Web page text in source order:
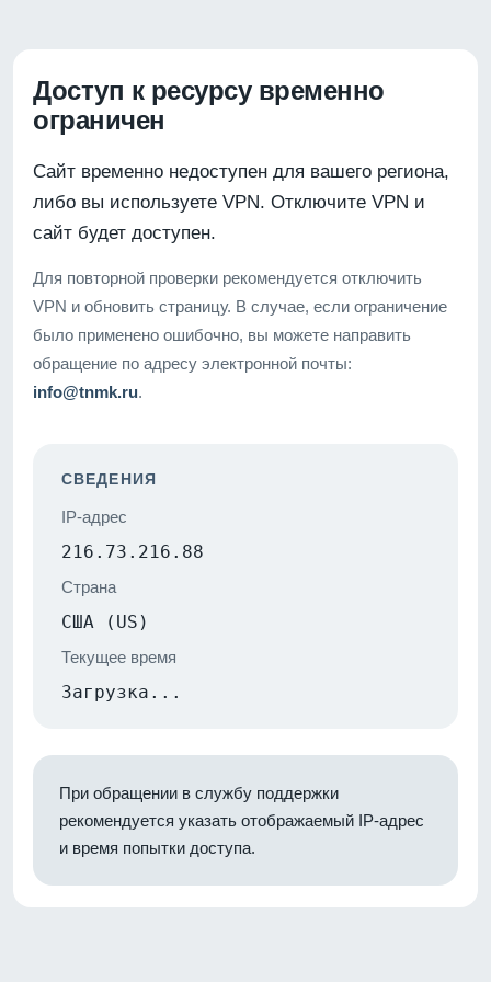
Доступ к ресурсу временно
ограничен
Сайт временно недоступен для вашего региона,
либо вы используете VPN. Отключите VPN и
сайт будет доступен.
Для повторной проверки рекомендуется отключить
VPN и обновить страницу. В случае, если ограничение
было применено ошибочно, вы можете направить
обращение по адресу электронной почты:
info@tnmk.ru.
СВЕДЕНИЯ
IP-адрес
216.73.216.88
Страна
США (US)
Текущее время
Загрузка...
При обращении в службу поддержки
рекомендуется указать отображаемый IP-адрес
и время попытки доступа.